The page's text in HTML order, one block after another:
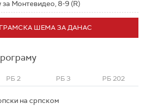
за Монтевидео, 8-9 (R)
ШЕМА ЗА ДАНАС
РБ 2 РБ 3 РБ 202
на српском